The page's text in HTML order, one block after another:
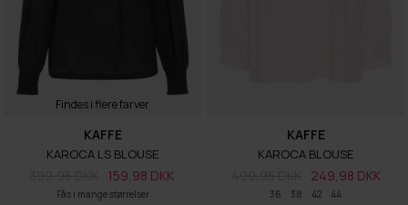
Findes i flere farver
Fås i mange størrelser
KAFFE
KAROCA LS BLOUSE
159,98 DKK
36 38 42 44
KAFFE
KAROCA BLOUSE
249,98 DKK